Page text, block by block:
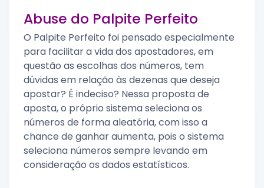
Abuse do Palpite Perfeito
O Palpite Perfeito foi pensado especialmente
para facilitar a vida dos apostadores, em
questão as escolhas dos números, tem
dúvidas em relação às dezenas que deseja
apostar? É indeciso? Nessa proposta de
aposta, o próprio sistema seleciona os
números de forma aleatória, com isso a
chance de ganhar aumenta, pois o sistema
seleciona números sempre levando em
consideração os dados estatísticos.